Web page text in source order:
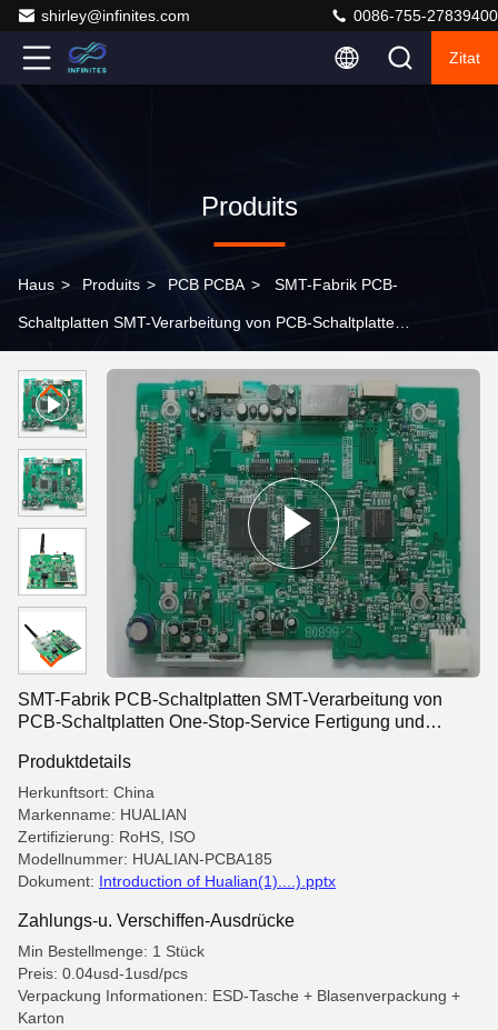
shirley@infinites.com 0086-755-27839400
Zitat
Produits
Haus > Produits > PCB PCBA > SMT-Fabrik PCB-
Schaltplatten SMT-Verarbeitung von PCB-Schaltplatten
Lieferant, Lieferant Gerber, Bom
SMT-Fabrik PCB-Schaltplatten SMT-Verarbeitung von
PCB-Schaltplatten One-Stop-Service Fertigung und
Produktdetails
Herkunftsort: China
Markenname: HUALIAN
Zertifizierung: RoHS, ISO
Modellnummer: HUALIAN-PCBA185
Dokument: Introduction of Hualian(1)....).pptx
Zahlungs-u. Verschiffen-Ausdrücke
Min Bestellmenge: 1 Stück
Preis: 0.04usd-1usd/pcs
Verpackung Informationen: ESD-Tasche + Blasenverpackung +
Karton